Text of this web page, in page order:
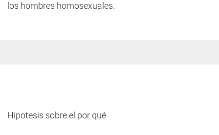
los hombres homosexuales.
Hipotesis sobre el por qué